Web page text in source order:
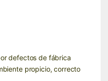
defectos de fábrica
propicio, correcto